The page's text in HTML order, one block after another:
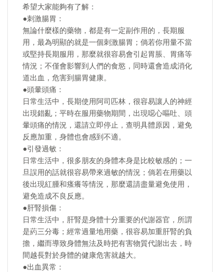
希望大家能夠有了解：
●刺激腸胃：
無論什麼樣的藥物，都是有一定副作用的，長期服
用，最為明顯的就是一個刺激腸胃；倘若你用量不當
或堅持長期服用，那麼就很容易會引起胃脹、胃痛等
情況；不僅會影響到人們的食慾，同時還會造成消化
道出血，危害到腸胃健康。
●頭暈頭痛：
日常生活中，長期使用阿司匹林，很容易讓人的神經
出現錯亂；平時在服用藥物期間，出現噁心嘔吐、頭
暈頭痛的情況，還請立即停止，查明具體原因，避免
反應加重，身體也會感到不適。
●引發過敏：
日常生活中，很多朋友的身體本身是比較敏感的；一
旦誤用的話就很容易帶來過敏的情況；倘若在用藥以
後出現紅腫和瘙癢等情況，那麼還請盡量避免使用，
避免造成不良反應。
●肝腎損傷：
日常生活中，肝腎是身體十分重要的代謝器官，所謂
是葯三分毒；經常過量地用藥，很容易加重肝腎的負
擔，繼而導致身體無法及時把有害物質代謝出去，時
間越長對於身體的健康危害就越大。
●出血異常：